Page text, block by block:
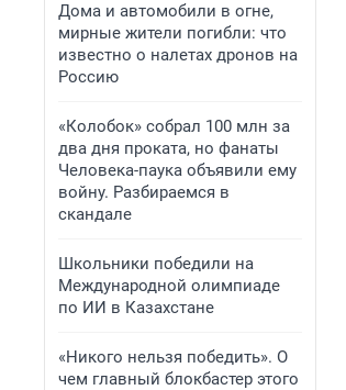
Дома и автомобили в огне,
мирные жители погибли: что
известно о налетах дронов на
Россию
«Колобок» собрал 100 млн за
два дня проката, но фанаты
Человека-паука объявили ему
войну. Разбираемся в
скандале
Школьники победили на
Международной олимпиаде
по ИИ в Казахстане
«Никого нельзя победить». О
чем главный блокбастер этого